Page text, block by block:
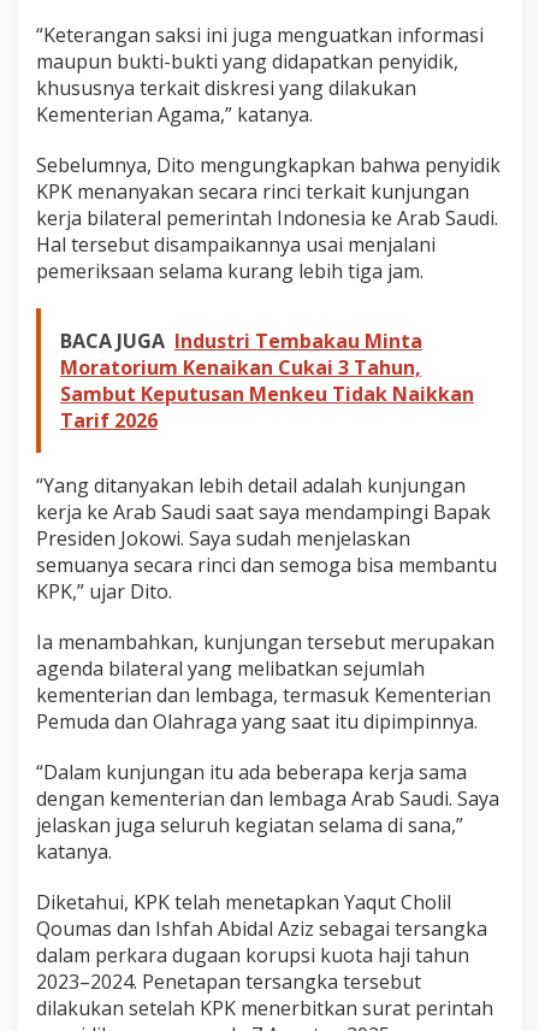
“Keterangan saksi ini juga menguatkan informasi
maupun bukti-bukti yang didapatkan penyidik,
khususnya terkait diskresi yang dilakukan
Kementerian Agama,” katanya.
Sebelumnya, Dito mengungkapkan bahwa penyidik
KPK menanyakan secara rinci terkait kunjungan
kerja bilateral pemerintah Indonesia ke Arab Saudi.
Hal tersebut disampaikannya usai menjalani
pemeriksaan selama kurang lebih tiga jam.
BACA JUGA Industri Tembakau Minta
Moratorium Kenaikan Cukai 3 Tahun,
Sambut Keputusan Menkeu Tidak Naikkan
Tarif 2026
“Yang ditanyakan lebih detail adalah kunjungan
kerja ke Arab Saudi saat saya mendampingi Bapak
Presiden Jokowi. Saya sudah menjelaskan
semuanya secara rinci dan semoga bisa membantu
KPK,” ujar Dito.
Ia menambahkan, kunjungan tersebut merupakan
agenda bilateral yang melibatkan sejumlah
kementerian dan lembaga, termasuk Kementerian
Pemuda dan Olahraga yang saat itu dipimpinnya.
“Dalam kunjungan itu ada beberapa kerja sama
dengan kementerian dan lembaga Arab Saudi. Saya
jelaskan juga seluruh kegiatan selama di sana,”
katanya.
Diketahui, KPK telah menetapkan Yaqut Cholil
Qoumas dan Ishfah Abidal Aziz sebagai tersangka
dalam perkara dugaan korupsi kuota haji tahun
2023–2024. Penetapan tersangka tersebut
dilakukan setelah KPK menerbitkan surat perintah